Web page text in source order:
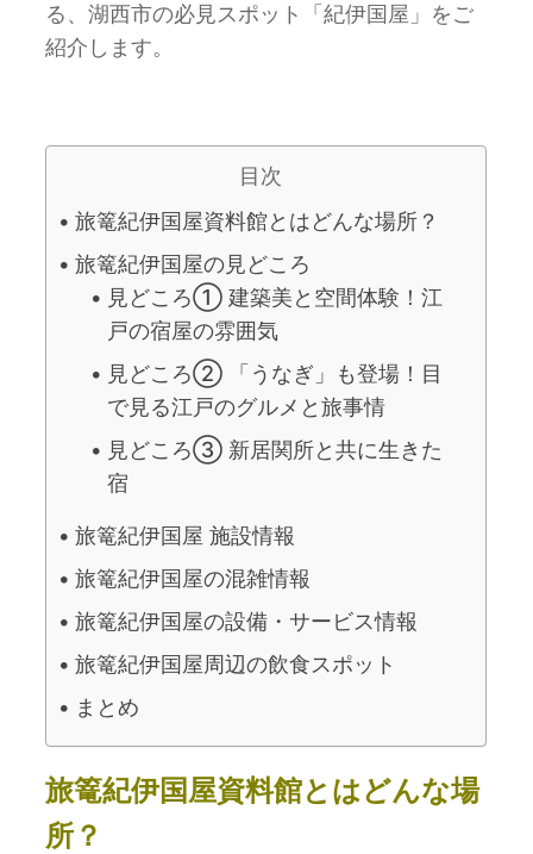
る、湖⻄市の必⾒スポット「紀伊国屋」をご
紹介します。
目次
旅篭紀伊国屋資料館とはどんな場所？
旅篭紀伊国屋の見どころ
見どころ① 建築美と空間体験！江
戸の宿屋の雰囲気
見どころ② 「うなぎ」も登場！目
で見る江戸のグルメと旅事情
見どころ③ 新居関所と共に生きた
宿
旅篭紀伊国屋 施設情報
旅篭紀伊国屋の混雑情報
旅篭紀伊国屋の設備・サービス情報
旅篭紀伊国屋周辺の飲食スポット
まとめ
旅篭紀伊国屋資料館とはどんな場
所？